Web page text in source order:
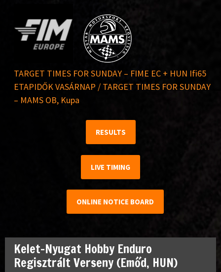
TARGET TIMES FOR SUNDAY – FIME EC + HUN Ifi65
ETAPIDŐK VASÁRNAP / TARGET TIMES FOR SUNDAY
– MAMS OB, Kupa
RESULTS
LIVE TIMING
ONLINE NOTICE BOARD
Kelet-Nyugat Hobby Enduro
Regisztrált Verseny (Emőd, HUN)